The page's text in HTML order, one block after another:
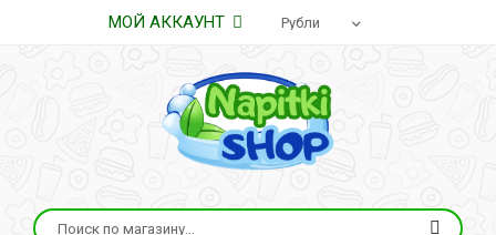
МОЙ АККАУНТ